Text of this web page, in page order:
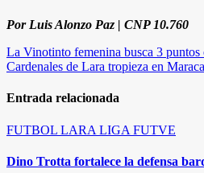
Por Luis Alonzo Paz | CNP 10.760
Navegación
de
entradas
La Vinotinto femenina busca 3 puntos
Cardenales de Lara tropieza en
Entrada relacionada
FUTBOL LARA LIGA FUTVE
Dino Trotta fortalece la defensa